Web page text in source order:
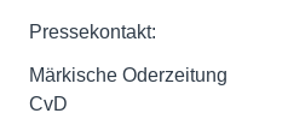
Pressekontakt:
Märkische Oderzeitung
CvD